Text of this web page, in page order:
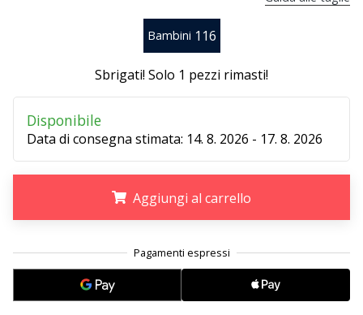
Tempo di lettura: 1 min.
Diventa
nostro
brand
WePlayHandball
tu
un
fanatico
dell'handball
come
Bambini 116
Sbrigati! Solo 1 pezzi rimasti!
Disponibile
Data di consegna stimata: 14. 8. 2026 - 17. 8. 2026
Aggiungi al carrello